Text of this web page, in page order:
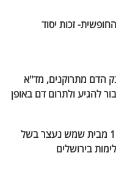
זכות יסוד
הדם מתרוקנים, מד"א
להגיע ולתרום דם באופן
קטין בן 15 מבית שמש נעצר בשל
בירושלים